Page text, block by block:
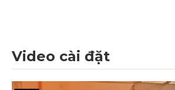
Video cài đặt